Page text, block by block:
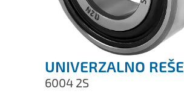
UNIVERZALNO
6004 2S